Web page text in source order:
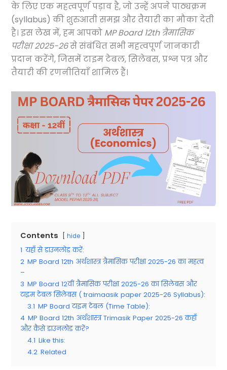
के लिए एक महत्वपूर्ण पड़ाव है, जो उन्हें अपने पाठ्यक्रम
(syllabus) की शुरुआती समझ और तैयारी का मौका देती
है। इस लेख में, हम आपको MP Board 12th त्रैमासिक
परीक्षा 2025-26से संबंधित सभी महत्वपूर्ण जानकारी
प्रदान करेंगे, जिसमें टाइम टेबल, सिलेबस, प्रश्न पत्र और
तैयारी की रणनीतियाँ शामिल हैं।
Contents hide
1 यहाँ से डाउनलोड करें:
2 MP Board 12th अर्थशास्त्र त्रैमासिक परीक्षा 2025-26 का महत्व
–
3 MP Board 12वीं त्रैमासिक परीक्षा 2025-26 का सिलेबस और
टाइम टेबल सिलेबस ( traimaasik paper 2025-26 Syllabus):
3.1 MP Board टाइम टेबल (Time Table):
4 MP Board 12th अर्थशास्त्र Trimasik Paper 2025-26 कहाँ
और कैसे डाउनलोड करें?
4.1 Like this:
4.2 Related